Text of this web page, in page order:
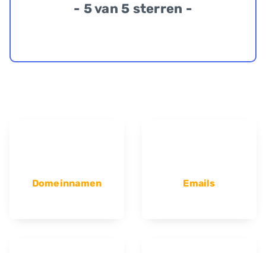
- 5 van 5 sterren -
Domeinnamen Emails